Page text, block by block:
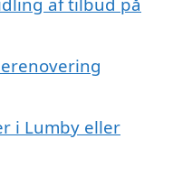
i Lumby eller